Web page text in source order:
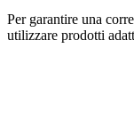
Per garantire una
utilizzare prodotti